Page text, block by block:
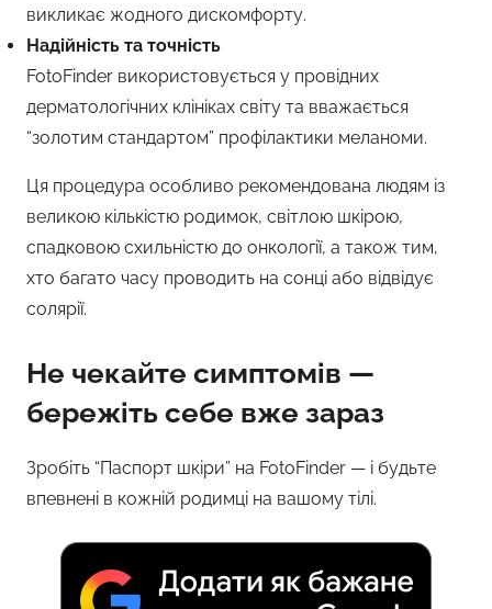
викликає жодного дискомфорту.
Надійність та точність
FotoFinder використовується у провідних
дерматологічних клініках світу та вважається
“золотим стандартом” профілактики меланоми.
Ця процедура особливо рекомендована людям із
великою кількістю родимок, світлою шкірою,
спадковою схильністю до онкології, а також тим,
хто багато часу проводить на сонці або відвідує
солярії.
Не чекайте симптомів —
бережіть себе вже зараз
Зробіть “Паспорт шкіри” на FotoFinder — і будьте
впевнені в кожній родимці на вашому тілі.